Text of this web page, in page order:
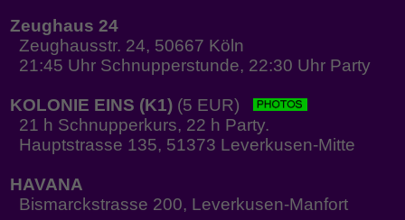
Zeughaus 24
Zeughausstr. 24, 50667 Köln
21:45 Uhr Schnupperstunde, 22:30 Uhr Party
KOLONIE EINS (K1) (5 EUR)
21 h Schnupperkurs, 22 h Party.
Hauptstrasse 135, 51373 Leverkusen-Mitte
HAVANA
Bismarckstrasse 200, Leverkusen-Manfort